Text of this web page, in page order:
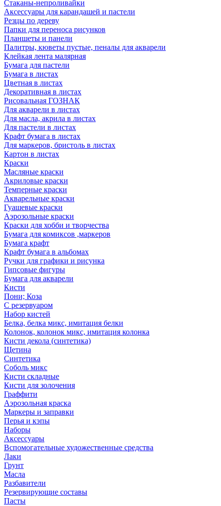
Стаканы-непроливайки
Аксессуары для карандашей и пастели
Резцы по дереву
Папки для переноса рисунков
Планшеты и панели
Палитры, кюветы пустые, пеналы для акварели
Клейкая лента малярная
Бумага для пастели
Бумага в листах
Цветная в листах
Декоративная в листах
Рисовальная ГОЗНАК
Для акварели в листах
Для масла, акрила в листах
Для пастели в листах
Крафт бумага в листах
Для маркеров, бристоль в листах
Картон в листах
Краски
Масляные краски
Акриловые краски
Темперные краски
Акварельные краски
Гуашевые краски
Аэрозольные краски
Краски для хобби и творчества
Бумага для комиксов ,маркеров
Бумага крафт
Крафт бумага в альбомах
Ручки для графики и рисунка
Гипсовые фигуры
Бумага для акварели
Кисти
Пони; Коза
С резервуаром
Набор кистей
Белка, белка микс, имитация белки
Колонок, колонок микс, имитация колонка
Кисти декола (синтетика)
Щетина
Синтетика
Соболь микс
Кисти складные
Кисти для золочения
Граффити
Аэрозольная краска
Маркеры и заправки
Перья и кэпы
Наборы
Аксессуары
Вспомогательные художественные средства
Лаки
Грунт
Масла
Разбавители
Резервирующие составы
Пасты